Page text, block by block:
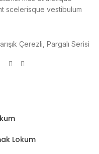
scelerisque vestibulum
Çerezli Pargalı Serisi
Lokum